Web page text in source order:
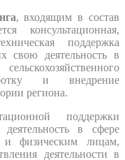
, входящим в состав
консультационная,
поддержка
свою деятельность в
и внедрение
региона.
поддержки
в сфере
и физическим лицам,
деятельности в